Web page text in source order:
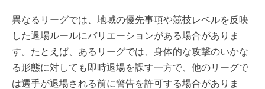
異なるリーグでは、地域の優先事項や競技レベルを反映
した退場ルールにバリエーションがある場合がありま
す。たとえば、あるリーグでは、身体的な攻撃のいかな
る形態に対しても即時退場を課す一方で、他のリーグで
は選手が退場される前に警告を許可する場合がありま